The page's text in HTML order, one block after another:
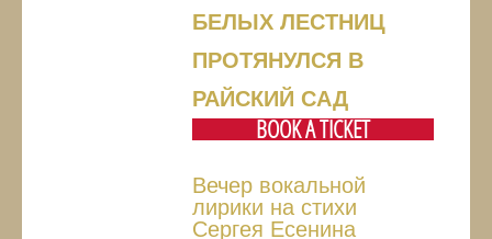
БЕЛЫХ ЛЕСТНИЦ
ПРОТЯНУЛСЯ В
РАЙСКИЙ САД
BOOK A TICKET
Вечер вокальной
лирики на стихи
Сергея Есенина